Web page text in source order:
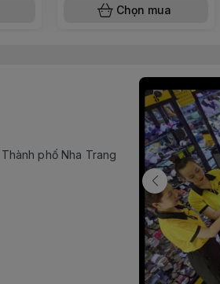
Chọn mua
phố Nha Trang